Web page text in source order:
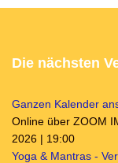
Die nächsten
Ganzen Kalender
Online über ZOOM
2026 | 19:00
Yoga & Mantras -